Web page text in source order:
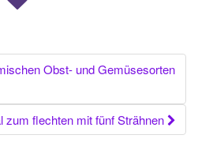
Obst- und Gemüsesorten
zum flechten mit fünf Strähnen